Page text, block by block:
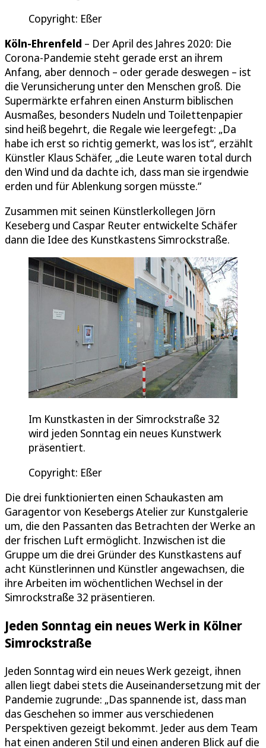
Copyright: Eßer
Köln-Ehrenfeld – Der April des Jahres 2020: Die
Corona-Pandemie steht gerade erst an ihrem
Anfang, aber dennoch – oder gerade deswegen – ist
die Verunsicherung unter den Menschen groß. Die
Supermärkte erfahren einen Ansturm biblischen
Ausmaßes, besonders Nudeln und Toilettenpapier
sind heiß begehrt, die Regale wie leergefegt: „Da
habe ich erst so richtig gemerkt, was los ist“, erzählt
Künstler Klaus Schäfer, „die Leute waren total durch
den Wind und da dachte ich, dass man sie irgendwie
erden und für Ablenkung sorgen müsste.“
Zusammen mit seinen Künstlerkollegen Jörn
Keseberg und Caspar Reuter entwickelte Schäfer
dann die Idee des Kunstkastens Simrockstraße.
Im Kunstkasten in der Simrockstraße 32
wird jeden Sonntag ein neues Kunstwerk
präsentiert.
Copyright: Eßer
Die drei funktionierten einen Schaukasten am
Garagentor von Kesebergs Atelier zur Kunstgalerie
um, die den Passanten das Betrachten der Werke an
der frischen Luft ermöglicht. Inzwischen ist die
Gruppe um die drei Gründer des Kunstkastens auf
acht Künstlerinnen und Künstler angewachsen, die
ihre Arbeiten im wöchentlichen Wechsel in der
Simrockstraße 32 präsentieren.
Jeden Sonntag ein neues Werk in Kölner
Simrockstraße
Jeden Sonntag wird ein neues Werk gezeigt, ihnen
allen liegt dabei stets die Auseinandersetzung mit der
Pandemie zugrunde: „Das spannende ist, dass man
das Geschehen so immer aus verschiedenen
Perspektiven gezeigt bekommt. Jeder aus dem Team
hat einen anderen Stil und einen anderen Blick auf die